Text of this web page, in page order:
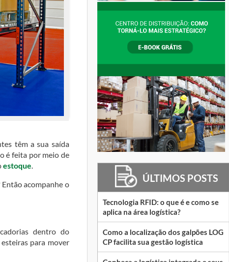
têm a sua saída
é feita por meio de
estoque.
acompanhe o
dentro do
para mover
ÚLTIMOS POSTS
Tecnologia RFID: o que é e como se
aplica na área logística?
Como a localização dos galpões LOG
CP facilita sua gestão logística